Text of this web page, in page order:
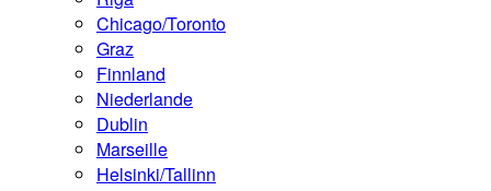
Chicago/Toronto
Graz
Finnland
Niederlande
Dublin
Marseille
Helsinki/Tallinn